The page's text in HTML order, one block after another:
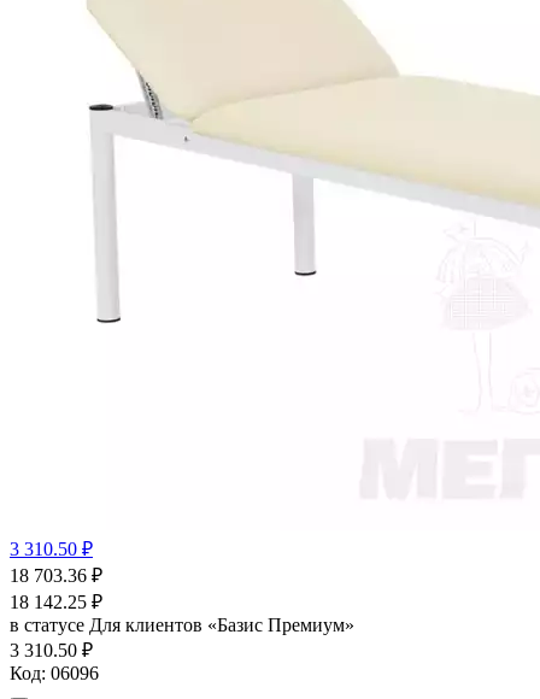
3 310.50 ₽
18 703.36 ₽
18 142.25 ₽
в статусе Для клиентов «Базис Премиум»
3 310.50 ₽
Код: 06096